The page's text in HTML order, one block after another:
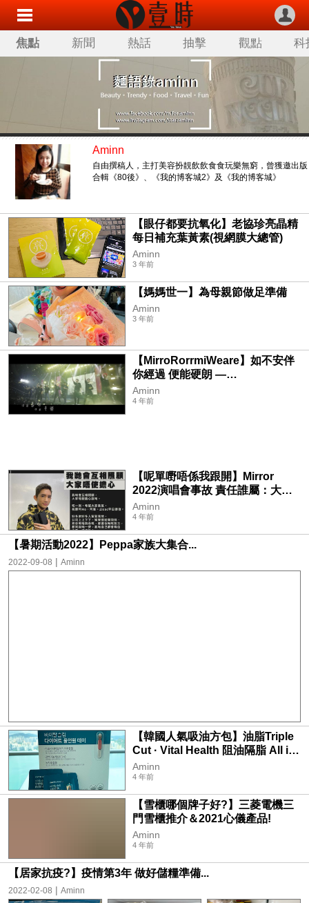
焦點 新聞 熱話 抽擊 觀點 科
Aminn
自由撰稿人，主打美容扮靚飲飲食食玩樂無窮，曾獲邀出版
合輯《80後》、《我的博客城2》及《我的博客城》
【眼仔都要抗氧化】老協珍亮晶精
每日補充葉黃素(視網膜大總管)
Aminn
3 年前
【媽媽世一】為母親節做足準備
Aminn
3 年前
【MirroRorrmiWeare】如不安伴
你經過 便能硬朗 —
MIRROR《ONE AND ALL》
Aminn
4 年前
【呢單嘢唔係我跟開】Mirror
2022演唱會事故 責任誰屬：大國
文化？MakerVille？藝能？菱藝？
協興隆？ITP？紅館？康文署？機
電署？
Aminn
4 年前
【暑期活動2022】Peppa家族大集合...
2022-09-08 | Aminn
【韓國人氣吸油方包】油脂Triple
Cut · Vital Health 阻油隔脂 All in
one
Aminn
4 年前
【雪櫃哪個牌子好?】三菱電機三
門雪櫃推介＆2021心儀產品!
Aminn
4 年前
【居家抗疫?】疫情第3年 做好儲糧準備...
2022-02-08 | Aminn